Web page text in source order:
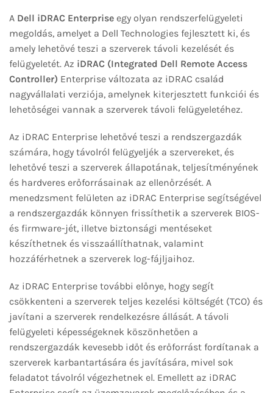
A Dell iDRAC Enterprise egy olyan rendszerfelügyeleti
megoldás, amelyet a Dell Technologies fejlesztett ki, és
amely lehetővé teszi a szerverek távoli kezelését és
felügyeletét. Az iDRAC (Integrated Dell Remote Access
Controller) Enterprise változata az iDRAC család
nagyvállalati verziója, amelynek kiterjesztett funkciói és
lehetőségei vannak a szerverek távoli felügyeletéhez.
Az iDRAC Enterprise lehetővé teszi a rendszergazdák
számára, hogy távolról felügyeljék a szervereket, és
lehetővé teszi a szerverek állapotának, teljesítményének
és hardveres erőforrásainak az ellenőrzését. A
menedzsment felületen az iDRAC Enterprise segítségével
a rendszergazdák könnyen frissíthetik a szerverek BIOS-
és firmware-jét, illetve biztonsági mentéseket
készíthetnek és visszaállíthatnak, valamint
hozzáférhetnek a szerverek log-fájljaihoz.
Az iDRAC Enterprise további előnye, hogy segít
csökkenteni a szerverek teljes kezelési költségét (TCO) és
javítani a szerverek rendelkezésre állását. A távoli
felügyeleti képességeknek köszönhetően a
rendszergazdák kevesebb időt és erőforrást fordítanak a
szerverek karbantartására és javítására, mivel sok
feladatot távolról végezhetnek el. Emellett az iDRAC